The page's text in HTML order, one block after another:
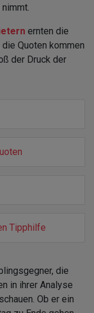
ernten die
Quoten kommen
der Druck der
Tipphilfe
die
in ihrer Analyse
Ob er ein